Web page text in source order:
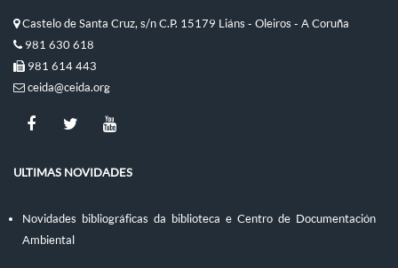
Castelo de Santa Cruz, s/n C.P. 15179 Liáns - Oleiros - A Coruña
981 630 618
981 614 443
ceida@ceida.org
ULTIMAS NOVIDADES
Novidades bibliográficas da biblioteca e Centro de Documentación
Ambiental